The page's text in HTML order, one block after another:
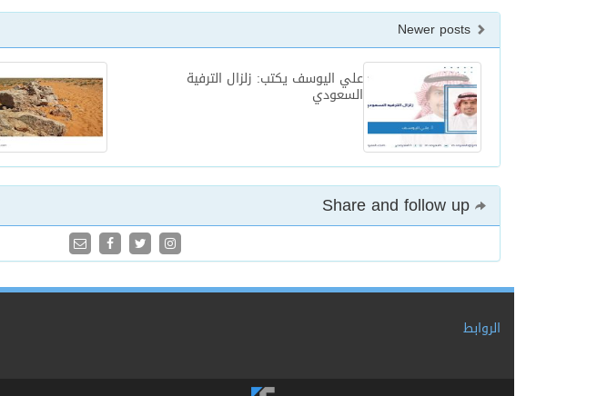
علي اليوسف يكتب: زلزال الترفية
السعودي
الروابط